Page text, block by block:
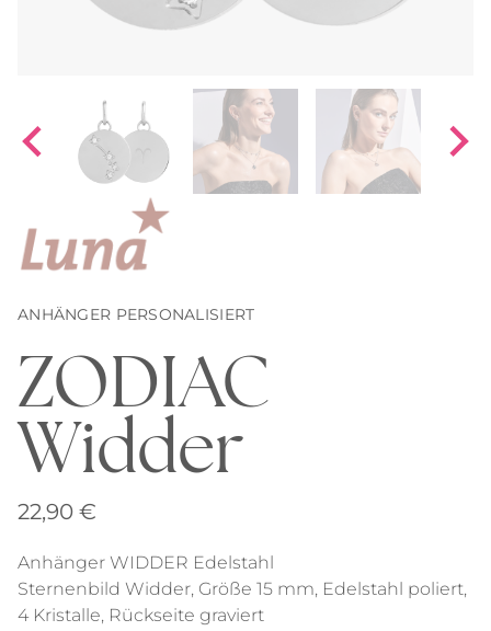
ANHÄNGER PERSONALISIERT
ZODIAC
Widder
22,90 €
Anhänger WIDDER Edelstahl
Sternenbild Widder, Größe 15 mm, Edelstahl poliert,
4 Kristalle, Rückseite graviert